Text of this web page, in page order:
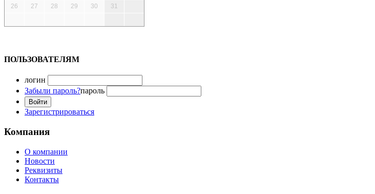
26
27 28 29 30 31
ПОЛЬЗОВАТЕЛЯМ
логин
Забыли пароль?пароль
Зарегистрироваться
Компания
О компании
Новости
Реквизиты
Контакты